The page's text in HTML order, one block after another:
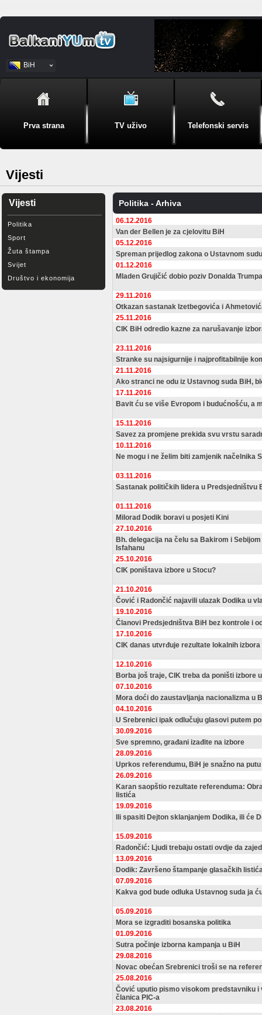
BiH
Srpski
Prva strana TV uživo Telefonski servis
Vijesti
Vijesti
Politika
Sport
Žuta štampa
Svijet
Društvo i ekonomija
Politika - Arhiva
06.12.2016
Van der Bellen je za cjelovitu BiH
05.12.2016
Spreman prijedlog zakona o Ustavnom
01.12.2016
Mladen Grujičić dobio poziv Donalda Trumpa
29.11.2016
Otkazan sastanak Izetbegovića i
25.11.2016
CIK BiH odredio kazne za narušavanje
23.11.2016
Stranke su najsigurnije i najprofitabilnije
21.11.2016
Ako stranci ne odu iz Ustavnog suda BiH,
17.11.2016
Bavit ću se više Evropom i budućnošću, a
15.11.2016
Savez za promjene prekida svu vrstu
10.11.2016
Ne mogu i ne želim biti zamjenik načelnika
03.11.2016
Sastanak političkih lidera u Predsjedništvu
01.11.2016
Milorad Dodik boravi u posjeti Kini
27.10.2016
Bh. delegacija na čelu sa Bakirom i
Isfahanu
25.10.2016
CIK poništava izbore u Stocu?
21.10.2016
Čović i Radončić najavili ulazak Dodika u
19.10.2016
Članovi Predsjedništva BiH bez kontrole i
17.10.2016
CIK danas utvrđuje rezultate lokalnih izbora
12.10.2016
Borba još traje, CIK treba da poništi izbore
07.10.2016
Mora doći do zaustavljanja nacionalizma u
04.10.2016
U Srebrenici ipak odlučuju glasovi putem
30.09.2016
Sve spremno, građani izađite na izbore
28.09.2016
Uprkos referendumu, BiH je snažno na putu
26.09.2016
Karan saopštio rezultate referenduma:
listića
19.09.2016
Ili spasiti Dejton sklanjanjem Dodika, ili će
15.09.2016
Radončić: Ljudi trebaju ostati ovdje da
13.09.2016
Dodik: Završeno štampanje glasačkih
07.09.2016
Kakva god bude odluka Ustavnog suda ja
05.09.2016
Mora se izgraditi bosanska politika
01.09.2016
Sutra počinje izborna kampanja u BiH
29.08.2016
Novac obećan Srebrenici troši se na
25.08.2016
Čović uputio pismo visokom predstavniku i
članica PIC-a
23.08.2016